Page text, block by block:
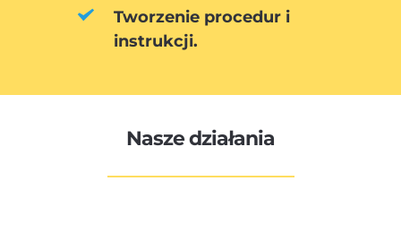
Tworzenie procedur i
instrukcji.
Nasze działania